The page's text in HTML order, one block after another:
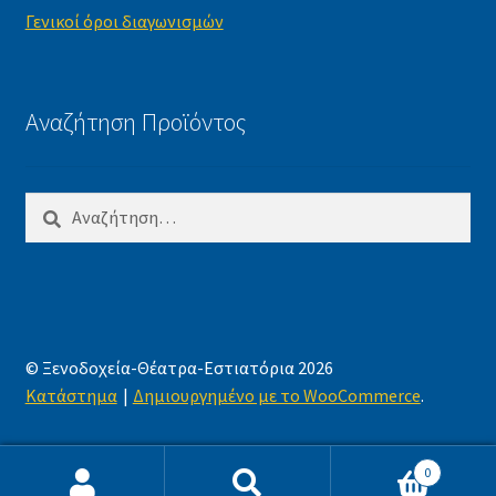
Γενικοί όροι διαγωνισμών
Αναζήτηση Προϊόντος
για:
© Ξενοδοχεία-Θέατρα-Εστιατόρια 2026
Κατάστημα
Δημιουργημένο με το WooCommerce.
0